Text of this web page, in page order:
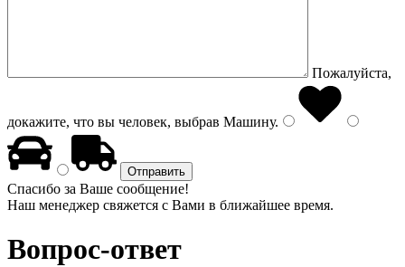
Пожалуйста,
докажите, что вы человек, выбрав Машину.
Спасибо за Ваше сообщение!
Наш менеджер свяжется с Вами в ближайшее время.
Вопрос-ответ